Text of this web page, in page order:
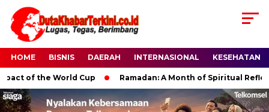
HOME BISNIS DAERAH INTERNASIONAL KESEHATAN
of the World Cup Ramadan: A Month of Spiritual